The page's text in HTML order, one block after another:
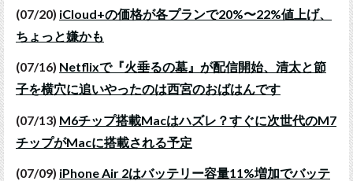
(07/20) iCloud+の価格が各プランで20%〜22%値上げ、
ちょっと嫌かも
(07/16) Netflixで『火垂るの墓』が配信開始、清太と節
子を横穴に追いやったのは西宮のおばはんです
(07/13) M6チップ搭載Macはハズレ？すぐに次世代のM7
チップがMacに搭載される予定
(07/09) iPhone Air 2はバッテリー容量11%増加でバッテ